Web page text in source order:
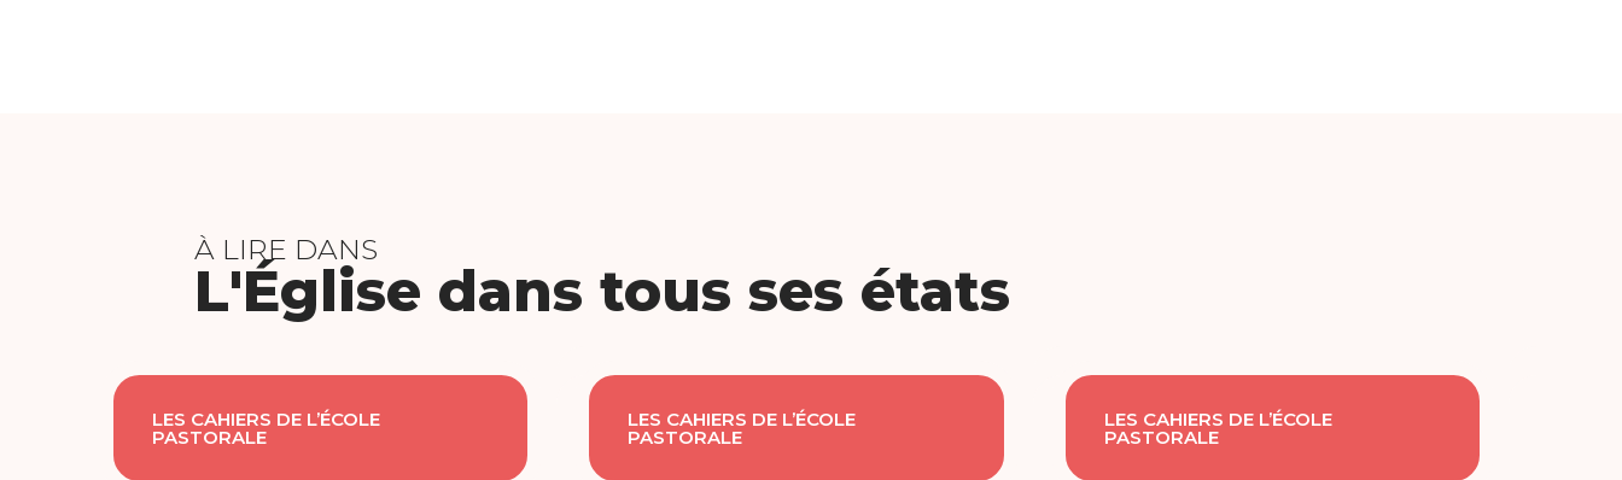
À LIRE DANS
L'Église dans tous ses états
LES CAHIERS DE L’ÉCOLE
PASTORALE
LES CAHIERS DE L’ÉCOLE
PASTORALE
LES CAHIERS DE L’ÉCOLE
PASTORALE